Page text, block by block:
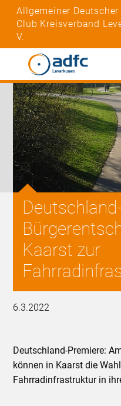
Allgemeiner
Club Kreisverband
V.
Kaarst zur
6.3.2022
Deutschland-Premiere:
können in Kaarst die
Fahrradinfrastruktur in